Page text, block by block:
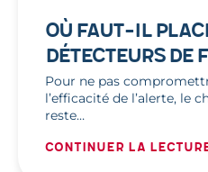
OÙ FAUT-IL
DÉTECTEURS DE
Pour ne pas
l’efficacité de l’alerte, le
reste…
Continuer la